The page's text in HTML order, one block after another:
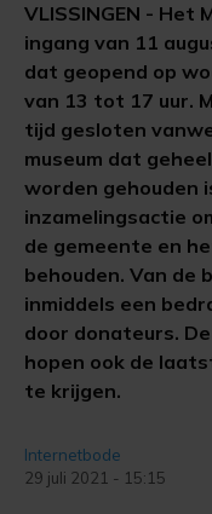
VLISSINGEN - Het
ingang van 11
dat geopend op
van 13 tot 17 uur.
tijd gesloten
museum dat
worden gehouden
inzamelingsactie
de gemeente en
behouden. Van de
inmiddels een
door donateurs.
hopen ook de
te krijgen.
Internetbode
29 juli 2021 - 15:15